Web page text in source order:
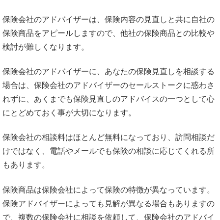
保険会社のアドバイザーは、保険内容の見直しと共に自社の
保険商品をアピールしますので、他社の保険商品との比較や
検討が難しくなります。
保険会社のアドバイザーに、あなたの保険見直しを相談する
場合は、保険会社のアドバイザーのセールストークに惑わさ
れずに、あくまでも保険見直しのアドバイスの一つとして心
にとどめておく事が大切になります。
保険会社の相談料はほとんど無料になっており、訪問相談だ
けではなく、電話やメールでも保険の相談に応じてくれる所
もあります。
保険商品は保険会社によって保険の特徴が異なっています。
保険アドバイザーによっても見解が異なる場合もありますの
で、複数の保険会社に相談を依頼して、保険会社のアドバイ